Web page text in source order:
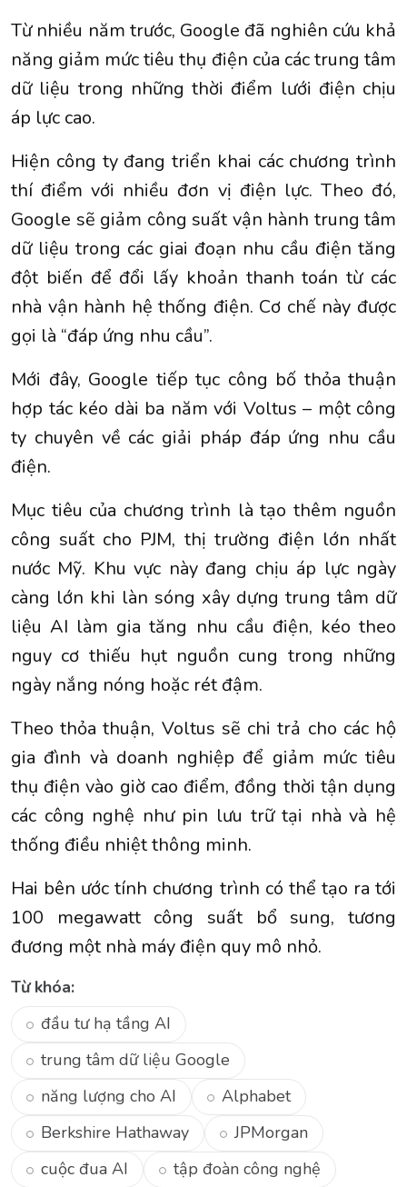
Từ nhiều năm trước, Google đã nghiên cứu khả
năng giảm mức tiêu thụ điện của các trung tâm
dữ liệu trong những thời điểm lưới điện chịu
áp lực cao.
Hiện công ty đang triển khai các chương trình
thí điểm với nhiều đơn vị điện lực. Theo đó,
Google sẽ giảm công suất vận hành trung tâm
dữ liệu trong các giai đoạn nhu cầu điện tăng
đột biến để đổi lấy khoản thanh toán từ các
nhà vận hành hệ thống điện. Cơ chế này được
gọi là “đáp ứng nhu cầu”.
Mới đây, Google tiếp tục công bố thỏa thuận
hợp tác kéo dài ba năm với Voltus – một công
ty chuyên về các giải pháp đáp ứng nhu cầu
điện.
Mục tiêu của chương trình là tạo thêm nguồn
công suất cho PJM, thị trường điện lớn nhất
nước Mỹ. Khu vực này đang chịu áp lực ngày
càng lớn khi làn sóng xây dựng trung tâm dữ
liệu AI làm gia tăng nhu cầu điện, kéo theo
nguy cơ thiếu hụt nguồn cung trong những
ngày nắng nóng hoặc rét đậm.
Theo thỏa thuận, Voltus sẽ chi trả cho các hộ
gia đình và doanh nghiệp để giảm mức tiêu
thụ điện vào giờ cao điểm, đồng thời tận dụng
các công nghệ như pin lưu trữ tại nhà và hệ
thống điều nhiệt thông minh.
Hai bên ước tính chương trình có thể tạo ra tới
100 megawatt công suất bổ sung, tương
đương một nhà máy điện quy mô nhỏ.
Từ khóa:
đầu tư hạ tầng AI
trung tâm dữ liệu Google
năng lượng cho AI
Alphabet
Berkshire Hathaway
JPMorgan
cuộc đua AI
tập đoàn công nghệ